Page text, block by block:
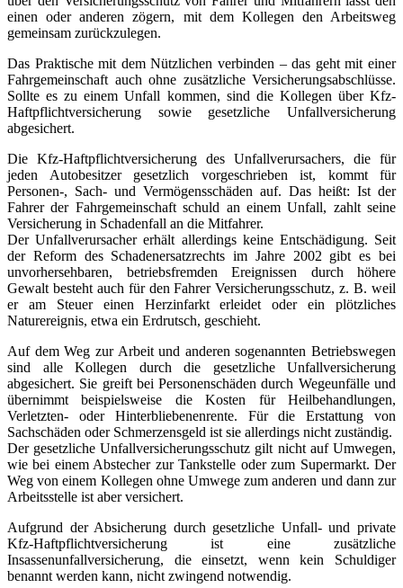
einen oder anderen zögern, mit dem Kollegen den Arbeitsweg
gemeinsam zurückzulegen.
Das Praktische mit dem Nützlichen verbinden – das geht mit einer
Fahrgemeinschaft auch ohne zusätzliche Versicherungsabschlüsse.
Sollte es zu einem Unfall kommen, sind die Kollegen über Kfz-
Haftpflichtversicherung sowie gesetzliche Unfallversicherung
abgesichert.
Die Kfz-Haftpflichtversicherung des Unfallverursachers, die für
jeden Autobesitzer gesetzlich vorgeschrieben ist, kommt für
Personen-, Sach- und Vermögensschäden auf. Das heißt: Ist der
Fahrer der Fahrgemeinschaft schuld an einem Unfall, zahlt seine
Versicherung in Schadenfall an die Mitfahrer.
Der Unfallverursacher erhält allerdings keine Entschädigung. Seit
der Reform des Schadenersatzrechts im Jahre 2002 gibt es bei
unvorhersehbaren, betriebsfremden Ereignissen durch höhere
Gewalt besteht auch für den Fahrer Versicherungsschutz, z. B. weil
er am Steuer einen Herzinfarkt erleidet oder ein plötzliches
Naturereignis, etwa ein Erdrutsch, geschieht.
Auf dem Weg zur Arbeit und anderen sogenannten Betriebswegen
sind alle Kollegen durch die gesetzliche Unfallversicherung
abgesichert. Sie greift bei Personenschäden durch Wegeunfälle und
übernimmt beispielsweise die Kosten für Heilbehandlungen,
Verletzten- oder Hinterbliebenenrente. Für die Erstattung von
Sachschäden oder Schmerzensgeld ist sie allerdings nicht zuständig.
Der gesetzliche Unfallversicherungsschutz gilt nicht auf Umwegen,
wie bei einem Abstecher zur Tankstelle oder zum Supermarkt. Der
Weg von einem Kollegen ohne Umwege zum anderen und dann zur
Arbeitsstelle ist aber versichert.
Aufgrund der Absicherung durch gesetzliche Unfall- und private
Kfz-Haftpflichtversicherung ist eine zusätzliche
Insassenunfallversicherung, die einsetzt, wenn kein Schuldiger
benannt werden kann, nicht zwingend notwendig.